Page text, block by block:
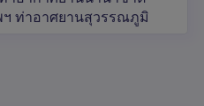
ฯ ท่าอาศยานสุวรรณภูมิ